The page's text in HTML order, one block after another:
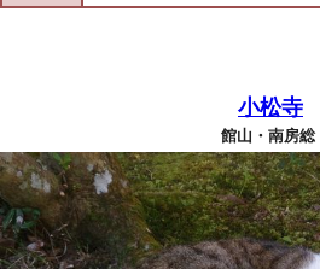
小松寺
館山・南房総